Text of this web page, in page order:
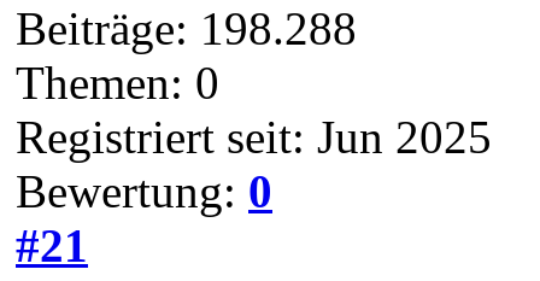
Beiträge: 198.288
Themen: 0
Registriert seit: Jun 2025
Bewertung: 0
#21